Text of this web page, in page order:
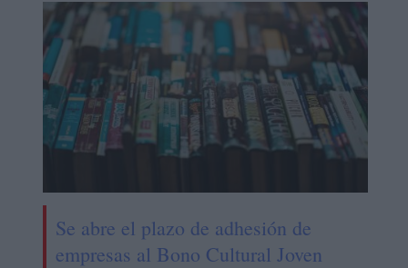
Se abre el plazo de adhesión de
empresas al Bono Cultural Joven